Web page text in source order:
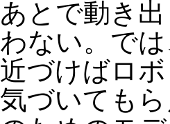
あとで動き
わない。で
近づけばロ
気づいても